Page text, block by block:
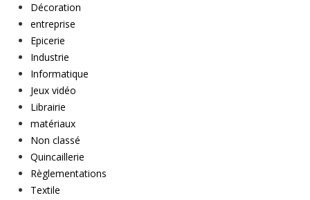
Décoration
entreprise
Epicerie
Industrie
Informatique
Jeux vidéo
Librairie
matériaux
Non classé
Quincaillerie
Règlementations
Textile